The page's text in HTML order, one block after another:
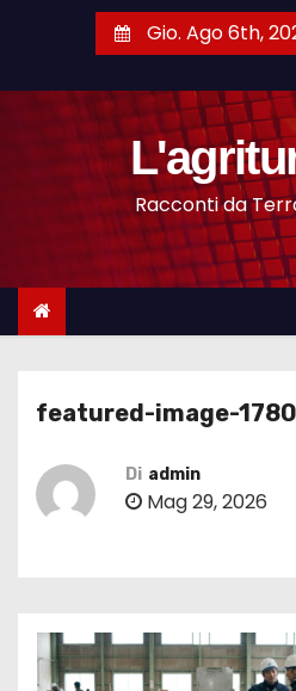
o
Gio. Ago 6th,
Racconti da
featured-image-
Di admin
Mag 29, 2026